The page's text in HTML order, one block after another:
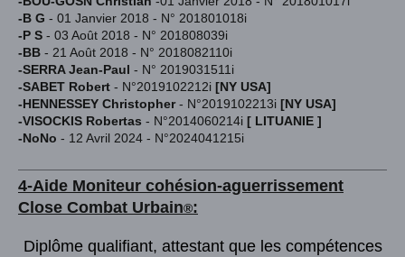
-B G - 01 Janvier 2018 - N° 201801018i
-P S - 03 Août 2018 - N° 201808039i
-BB - 21 Août 2018 - N° 2018082110i
-SERRA Jean-Paul - N° 2019031511i
-SABET Robert - N°2019102212i [NY USA]
-HENNESSEY Christopher- N°2019102213i [NY USA]
-VISOCKIS Robertas - N°2014060214i [ LITUANIE ]
-NoNo - 12 Avril 2024 - N°2024041215i
4-Aide Moniteur cohésion-aguerrissement
Close Combat Urbain®:
Diplôme qualifiant, attestant que les compétences